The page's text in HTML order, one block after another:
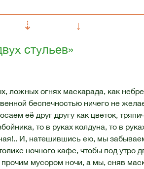
⇣
↓
стульев»
ложных огнях маскарада, как
беспечностью ничего не
её друг другу как цветок,
то в руках колдуна, то в
И, натешившись ею, мы
ночного кафе, чтобы под утро
мусором ночи, а мы, сняв